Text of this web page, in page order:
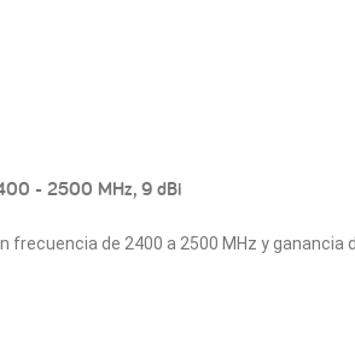
- 2500 MHz, 9 dBi
frecuencia de 2400 a 2500 MHz y ganancia